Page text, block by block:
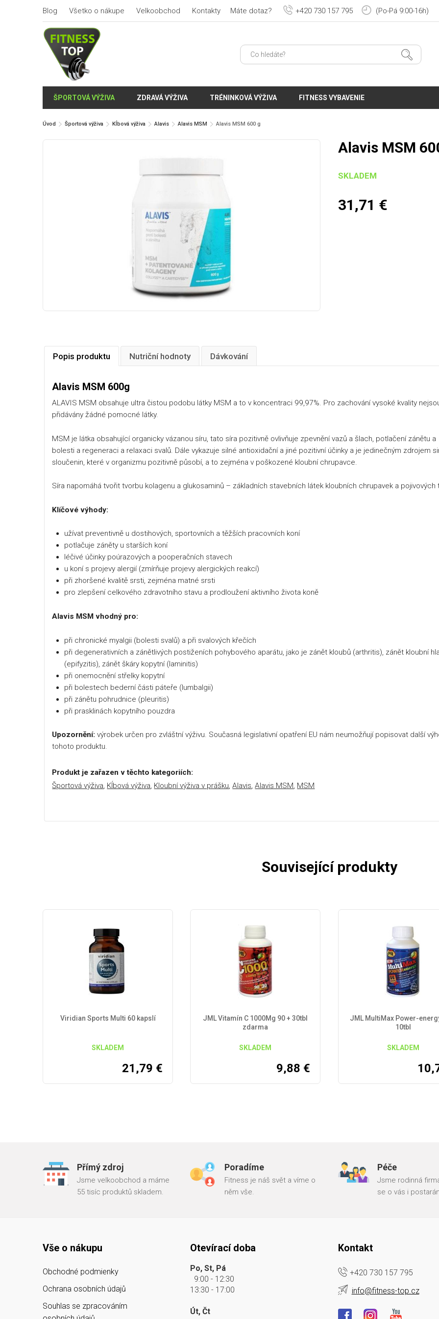
Blog Všetko o nákupe Velkoobchod Kontakty Máte dotaz? +420 730 157 795 (Po-Pá 9:00-16h)
ŠPORTOVÁ VÝŽIVA ZDRAVÁ VÝŽIVA TRÉNINKOVÁ VÝŽIVA FITNESS VYBAVENIE
Úvod Športová výživa Kĺbová výživa Alavis Alavis MSM Alavis MSM 600 g
Alavis MSM
SKLADEM
31,71 €
Popis produktu Nutriční hodnoty Dávkování
Alavis MSM 600g
ALAVIS MSM obsahuje ultra čistou podobu látky MSM a to v koncentraci 99,97%. Pro zachování vysoké kvality
přidávány žádné pomocné látky.
MSM je látka obsahující organicky vázanou síru, tato síra pozitivně ovlivňuje zpevnění vazů a šlach, potlačení zánětu a
bolesti a regeneraci a relaxaci svalů. Dále vykazuje silné antioxidační a jiné pozitivní účinky a je jedinečným zdrojem
sloučenin, které v organizmu pozitivně působí, a to zejména v poškozené kloubní chrupavce.
Síra napomáhá tvořit tvorbu kolagenu a glukosaminů – základních stavebních látek kloubních chrupavek a pojivových
Klíčové výhody:
užívat preventivně u dostihových, sportovních a těžších pracovních koní
potlačuje záněty u starších koní
léčivé účinky poúrazových a pooperačních stavech
u koní s projevy alergií (zmírňuje projevy alergických reakcí)
při zhoršené kvalitě srsti, zejména matné srsti
pro zlepšení celkového zdravotního stavu a prodloužení aktivního života koně
Alavis MSM vhodný pro:
při chronické myalgii (bolesti svalů) a při svalových křečích
při degenerativních a zánětlivých postiženích pohybového aparátu, jako je zánět kloubů (arthritis), zánět kloubní
(epifyzitis), zánět škáry kopytní (laminitis)
při onemocnění střelky kopytní
při bolestech bederní části páteře (lumbalgii)
při zánětu pohrudnice (pleuritis)
při prasklinách kopytního pouzdra
Upozornění:výrobek určen pro zvláštní výživu. Současná legislativní opatření EU nám neumožňují popisovat další
tohoto produktu.
Produkt je zařazen v těchto kategoriích:
Športová výživa, Kĺbová výživa, Kloubní výživa v prášku,Alavis,Alavis MSM, MSM
Související produkty
Viridian Sports Multi 60 kapslí
SKLADEM
21,79 €
JML Vitamín C 1000Mg 90 + 30tbl
zdarma
SKLADEM
9,88 €
JML MultiMax Power-
10tbl
SKLADEM
Přímý zdroj
Jsme velkoobchod a máme
55 tisíc produktů skladem.
Poradíme
Fitness je náš svět a víme o
něm vše.
Péče
Jsme rodinná
se o vás i
Vše o nákupu
Obchodné podmienky
Ochrana osobních údajů
Souhlas se zpracováním
Otevírací doba
Po, St, Pá
9:00 - 12:30
13:30 - 17:00
Út, Čt
Kontakt
+420 730 157 795
info@fitness-top.cz